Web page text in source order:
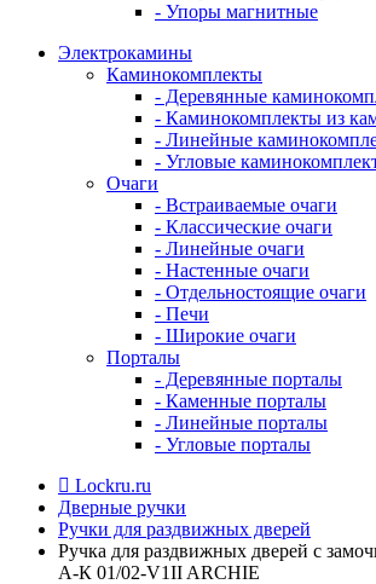
- Упоры магнитные
Электрокамины
Каминокомплекты
- Деревянные
- Каминокомплекты из
- Линейные
- Угловые
Очаги
- Встраиваемые очаги
- Классические очаги
- Линейные очаги
- Настенные очаги
- Отдельностоящие очаги
- Печи
- Широкие очаги
Порталы
- Деревянные порталы
- Каменные порталы
- Линейные порталы
- Угловые порталы
Lockru.ru
Дверные ручки
Ручки для раздвижных дверей
Ручка для раздвижных дверей с
А-К 01/02-V1II ARCHIE